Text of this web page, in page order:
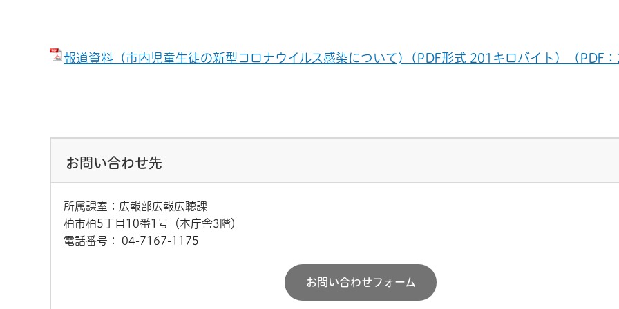
報道資料（市内児童生徒の新型コロナウイルス感染について)（PDF形式 201キロバイト）（PDF：
お問い合わせ先
所属課室：広報部広報広聴課
柏市柏5丁目10番1号（本庁舎3階）
電話番号：
04-7167-1175
お問い合わせフォーム